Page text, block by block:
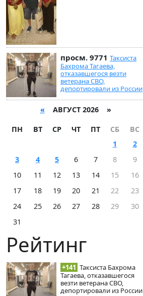
просм. 9771 Таксиста
Бахрома Тагаева,
отказавшегося везти
ветерана СВО,
депортировали из России
« АВГУСТ 2026 »
ПН ВТ СР ЧТ ПТ СБ
ВС
1
2
3
4 5 6 7 8
9
10
11 12 13 14 15
16
17
18 19 20 21 22
23
24
25 26 27 28 29
30
31
Рейтинг
+141 Таксиста Бахрома
Тагаева, отказавшегося
везти ветерана СВО,
депортировали из России